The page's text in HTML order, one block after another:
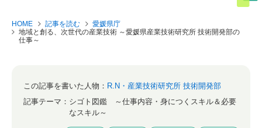
HOME 記事を読む
愛媛県庁
地域と創る、次世代の産業技術 ～愛媛県産業技術研究所 技術開発部の
仕事～
この記事を書いた人物： R.N・産業技術研究所 技術開発部
記事テーマ： シゴト図鑑 ～仕事内容・身につくスキル＆必要
なスキル～